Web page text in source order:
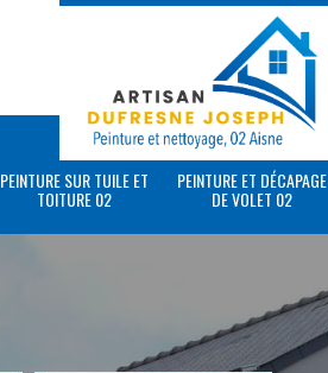
PEINTURE SUR TUILE ET
TOITURE 02
PEINTURE ET DÉCAPAGE
DE VOLET 02